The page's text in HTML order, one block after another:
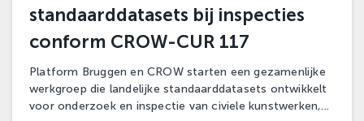
standaarddatasets bij inspecties
conform CROW-CUR 117
Platform Bruggen en CROW starten een gezamenlijke
werkgroep die landelijke standaarddatasets ontwikkelt
voor onderzoek en inspectie van civiele kunstwerken,...